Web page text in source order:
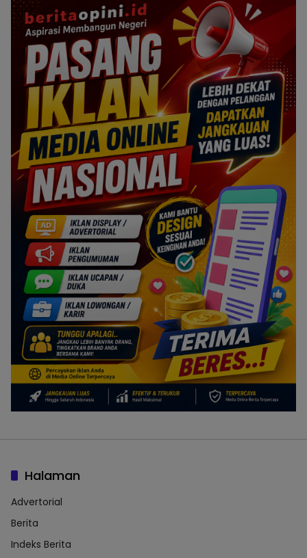
Halaman
Advertorial
Berita
Indeks Berita